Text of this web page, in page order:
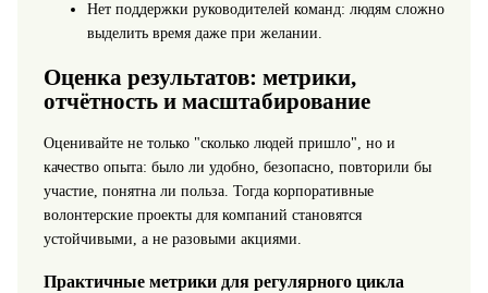
Нет поддержки руководителей команд: людям сложно
выделить время даже при желании.
Оценка результатов: метрики,
отчётность и масштабирование
Оценивайте не только "сколько людей пришло", но и
качество опыта: было ли удобно, безопасно, повторили бы
участие, понятна ли польза. Тогда корпоративные
волонтерские проекты для компаний становятся
устойчивыми, а не разовыми акциями.
Практичные метрики для регулярного цикла